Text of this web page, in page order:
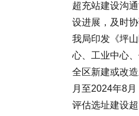
超充站建设沟
设进展，及时
我局印发《坪
心、工业中心
全区新建或改
月至2024年8
评估选址建设